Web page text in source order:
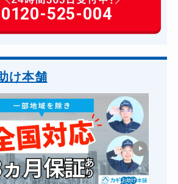
14,300円～(税込)
14,300円～(税込)
け
成 16,500円～(税込)
14,300円～(税込)
11,000円～(税込)
11,000円～(税込)
0120-525-004
け本舗